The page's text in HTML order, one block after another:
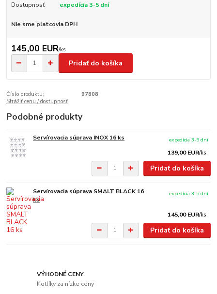
Dostupnosť expedícia 3-5 dní
Nie sme platcovia DPH
145,00 EUR/ks
Pridať do košíka
Číslo produktu:
97808
Strážiť cenu / dostupnosť
Podobné produkty
Servírovacia súprava INOX 16 ks
139,00 EUR/ks
expedícia 3-5 dní
Pridať do košíka
Servírovacia súprava SMALT BLACK 16
ks
145,00 EUR/ks
expedícia 3-5 dní
Pridať do košíka
VÝHODNÉ CENY
Kotlíky za nízke ceny